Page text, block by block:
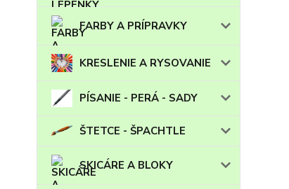
FARBY A PRÍPRAVKY
KRESLENIE A RYSOVANIE
PÍSANIE - PERÁ - SADY
ŠTETCE - ŠPACHTLE
SKICÁRE A BLOKY